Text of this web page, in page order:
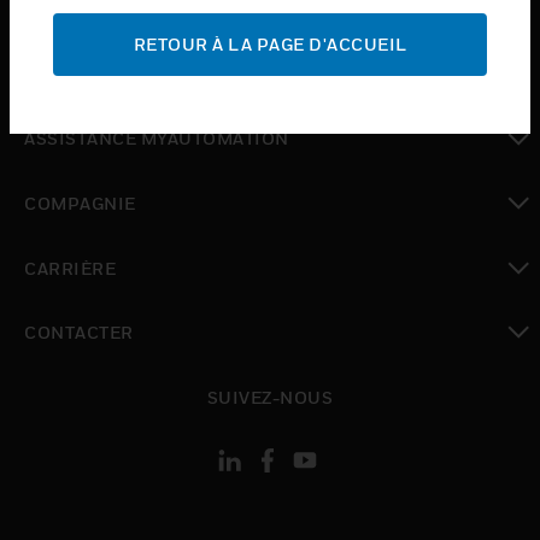
ASSISTANCE
OÙ ACHETER
ASSISTANCE MYAUTOMATION
COMPAGNIE
CARRIÈRE
CONTACTER
SUIVEZ-NOUS
RETOUR À LA PAGE D'ACCUEIL